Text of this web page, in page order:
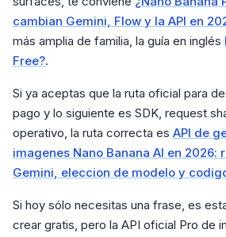
cambian Gemini, Flow y la API en
más amplia de familia, la guía en inglés
Free?.
Si ya aceptas que la ruta oficial para
pago y lo siguiente es SDK, request
operativo, la ruta correcta es API de
imagenes Nano Banana AI en 2026:
Gemini, eleccion de modelo y
Si hoy sólo necesitas una frase, es
crear gratis, pero la API oficial Pro de